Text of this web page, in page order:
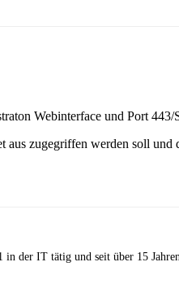
Webinterface und Port
zugegriffen werden soll
der IT tätig und seit über 15